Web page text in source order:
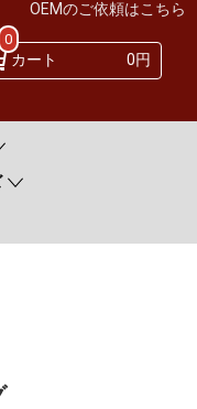
OEMのご依頼はこちら
カート 0円
0